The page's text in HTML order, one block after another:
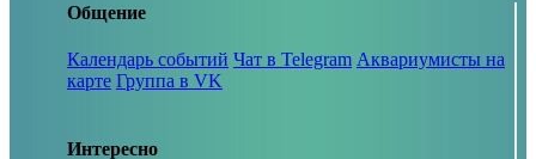
Общение
Календарь событий Чат в Telegram Аквариумисты на
карте Группа в VK
Интересно